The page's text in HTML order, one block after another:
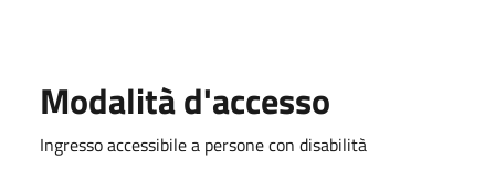
Modalità d'accesso
Ingresso accessibile a persone con disabilità